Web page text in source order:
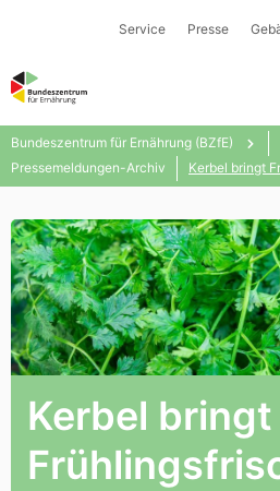
Service Presse
Bundeszentrum für Ernährung (BZfE)
Pressemeldungen-Archiv
Kerbel bringt
Kerbel bringt